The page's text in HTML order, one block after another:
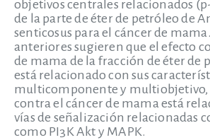
objetivos centrales relacionados
de la parte de éter de petróleo de
senticosus para el cáncer de
anteriores sugieren que el efecto
de mama de la fracción de éter de
está relacionado con sus
multicomponente y multiobjetivo,
contra el cáncer de mama está
vías de señalización relacionadas
como PI3K Akt y MAPK.